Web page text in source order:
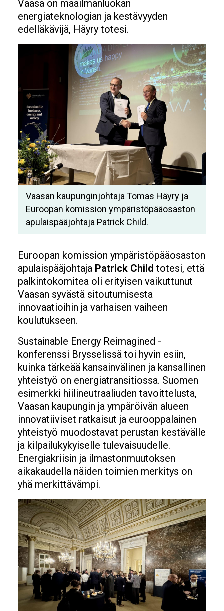
Vaasa on maailmanluokan
energiateknologian ja kestävyyden
edelläkävijä, Häyry totesi.
Vaasan kaupunginjohtaja Tomas Häyry ja
Euroopan komission ympäristöpääosaston
apulaispääjohtaja Patrick Child.
Euroopan komission ympäristöpääosaston
apulaispääjohtaja Patrick Child totesi, että
palkintokomitea oli erityisen vaikuttunut
Vaasan syvästä sitoutumisesta
innovaatioihin ja varhaisen vaiheen
koulutukseen.
Sustainable Energy Reimagined -
konferenssi Brysselissä toi hyvin esiin,
kuinka tärkeää kansainvälinen ja kansallinen
yhteistyö on energiatransitiossa. Suomen
esimerkki hiilineutraaliuden tavoittelusta,
Vaasan kaupungin ja ympäröivän alueen
innovatiiviset ratkaisut ja eurooppalainen
yhteistyö muodostavat perustan kestävälle
ja kilpailukykyiselle tulevaisuudelle.
Energiakriisin ja ilmastonmuutoksen
aikakaudella näiden toimien merkitys on
yhä merkittävämpi.
Image